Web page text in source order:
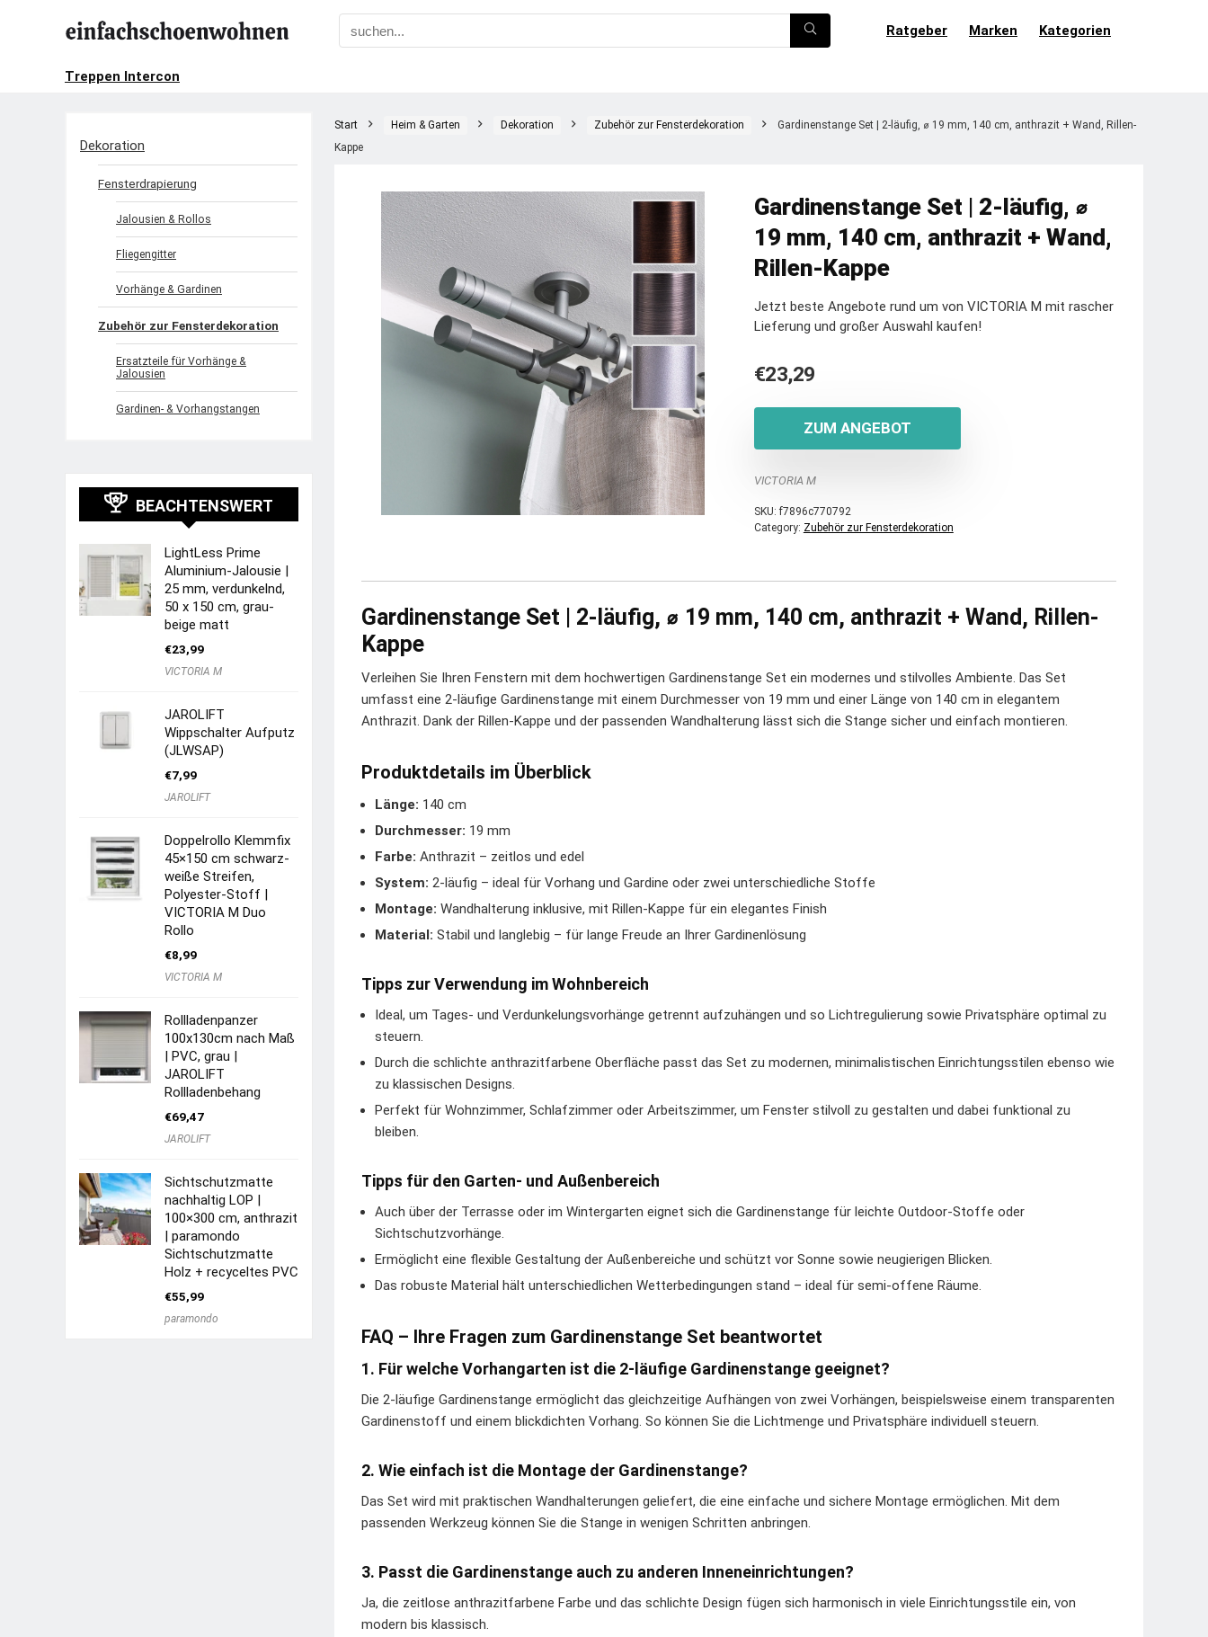
Ratgeber Marken Kategorien
Treppen Intercon
Start Heim & Garten Dekoration Zubehör zur Fensterdekoration
Gardinenstange Set | 2-läufig, ⌀ 19 mm, 140 cm, anthrazit + Wand, Rillen-
Kappe
Gardinenstange Set | 2-läufig, ⌀
19 mm, 140 cm, anthrazit + Wand,
Rillen-Kappe
Jetzt beste Angebote rund um von VICTORIA M mit rascher
Lieferung und großer Auswahl kaufen!
€23,29
ZUM ANGEBOT
VICTORIA M
SKU:f7896c770792
Category: Zubehör zur Fensterdekoration
Gardinenstange Set | 2-läufig, ⌀ 19 mm, 140 cm, anthrazit + Wand, Rillen-
Kappe
Verleihen Sie Ihren Fenstern mit dem hochwertigen Gardinenstange Set ein modernes und stilvolles Ambiente. Das Set
umfasst eine 2-läufige Gardinenstange mit einem Durchmesser von 19 mm und einer Länge von 140 cm in elegantem
Anthrazit. Dank der Rillen-Kappe und der passenden Wandhalterung lässt sich die Stange sicher und einfach montieren.
Produktdetails im Überblick
Länge: 140 cm
Durchmesser: 19 mm
Farbe: Anthrazit – zeitlos und edel
System: 2-läufig – ideal für Vorhang und Gardine oder zwei unterschiedliche Stoffe
Montage: Wandhalterung inklusive, mit Rillen-Kappe für ein elegantes Finish
Material: Stabil und langlebig – für lange Freude an Ihrer Gardinenlösung
Tipps zur Verwendung im Wohnbereich
Ideal, um Tages- und Verdunkelungsvorhänge getrennt aufzuhängen und so Lichtregulierung sowie Privatsphäre optimal zu
steuern.
Durch die schlichte anthrazitfarbene Oberfläche passt das Set zu modernen, minimalistischen Einrichtungsstilen ebenso wie
zu klassischen Designs.
Perfekt für Wohnzimmer, Schlafzimmer oder Arbeitszimmer, um Fenster stilvoll zu gestalten und dabei funktional zu
bleiben.
Tipps für den Garten- und Außenbereich
Auch über der Terrasse oder im Wintergarten eignet sich die Gardinenstange für leichte Outdoor-Stoffe oder
Sichtschutzvorhänge.
Ermöglicht eine flexible Gestaltung der Außenbereiche und schützt vor Sonne sowie neugierigen Blicken.
Das robuste Material hält unterschiedlichen Wetterbedingungen stand – ideal für semi-offene Räume.
FAQ – Ihre Fragen zum Gardinenstange Set beantwortet
1. Für welche Vorhangarten ist die 2-läufige Gardinenstange geeignet?
Die 2-läufige Gardinenstange ermöglicht das gleichzeitige Aufhängen von zwei Vorhängen, beispielsweise einem transparenten
Gardinenstoff und einem blickdichten Vorhang. So können Sie die Lichtmenge und Privatsphäre individuell steuern.
2. Wie einfach ist die Montage der Gardinenstange?
Das Set wird mit praktischen Wandhalterungen geliefert, die eine einfache und sichere Montage ermöglichen. Mit dem
passenden Werkzeug können Sie die Stange in wenigen Schritten anbringen.
3. Passt die Gardinenstange auch zu anderen Inneneinrichtungen?
Ja, die zeitlose anthrazitfarbene Farbe und das schlichte Design fügen sich harmonisch in viele Einrichtungsstile ein, von
modern bis klassisch.
Dekoration
Fensterdrapierung
Jalousien & Rollos
Fliegengitter
Vorhänge & Gardinen
Zubehör zur Fensterdekoration
Ersatzteile für Vorhänge &
Jalousien
Gardinen- & Vorhangstangen
BEACHTENSWERT
LightLess Prime
Aluminium-Jalousie |
25 mm, verdunkelnd,
50 x 150 cm, grau-
beige matt
€23,99
VICTORIA M
JAROLIFT
Wippschalter Aufputz
(JLWSAP)
€7,99
JAROLIFT
Doppelrollo Klemmfix
45×150 cm schwarz-
weiße Streifen,
Polyester-Stoff |
VICTORIA M Duo
Rollo
€8,99
VICTORIA M
Rollladenpanzer
100x130cm nach Maß
| PVC, grau |
JAROLIFT
Rollladenbehang
€69,47
JAROLIFT
Sichtschutzmatte
nachhaltig LOP |
100×300 cm, anthrazit
| paramondo
Sichtschutzmatte
Holz + recyceltes PVC
€55,99
paramondo